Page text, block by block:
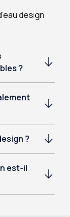
design
?
?
est-il